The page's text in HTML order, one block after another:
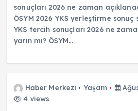
sonuçları 2026 ne zaman
ÖSYM 2026 YKS yerleştirme
YKS tercih sonuçları 2026 ne
yarın mı? ÖSYM…
Haber Merkezi Yaşam
4 views